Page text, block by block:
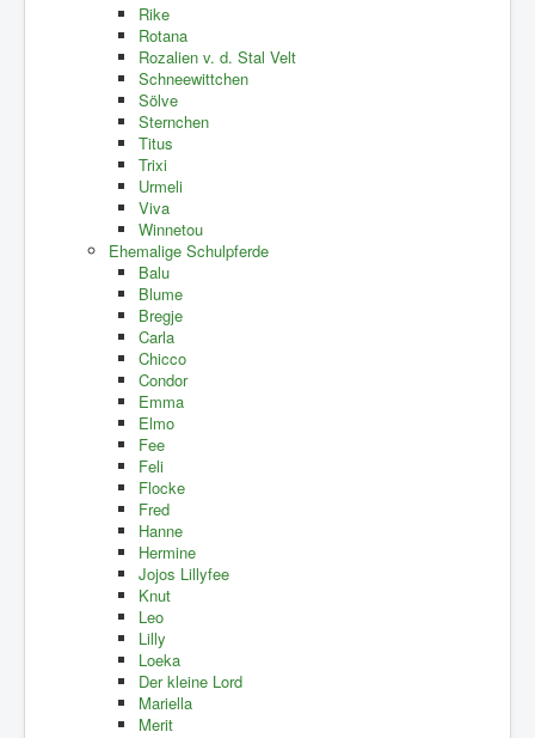
Rike
Rotana
Rozalien v. d. Stal Velt
Schneewittchen
Sölve
Sternchen
Titus
Trixi
Urmeli
Viva
Winnetou
Ehemalige Schulpferde
Balu
Blume
Bregje
Carla
Chicco
Condor
Emma
Elmo
Fee
Feli
Flocke
Fred
Hanne
Hermine
Jojos Lillyfee
Knut
Leo
Lilly
Loeka
Der kleine Lord
Mariella
Merit